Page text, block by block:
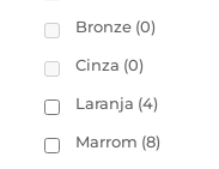
Bronze (0)
Cinza (0)
Laranja (4)
Marrom (8)